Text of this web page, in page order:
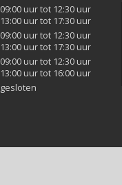
09:00 uur tot 12:30 uur
13:00 uur tot 17:30 uur
09:00 uur tot 12:30 uur
13:00 uur tot 17:30 uur
09:00 uur tot 12:30 uur
13:00 uur tot 16:00 uur
gesloten